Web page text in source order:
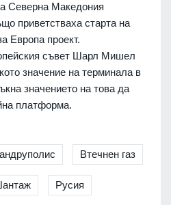
Северна Македония
приветстваха старта на
Европа проект.
съвет Шарл Мишел
значение на терминала в
значението на това да
платформа.
Втечнен газ
Русия